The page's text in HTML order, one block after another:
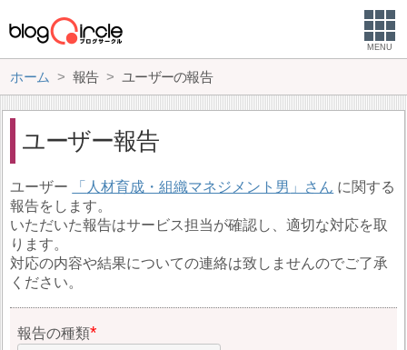
MENU
ホーム 報告 ユーザーの報告
ユーザー報告
ユーザー 人材育成・組織マネジメント男
に関する
報告をします。
いただいた報告はサービス担当が確認し、適切な対応を取
ります。
対応の内容や結果についての連絡は致しませんのでご了承
ください。
報告の種類